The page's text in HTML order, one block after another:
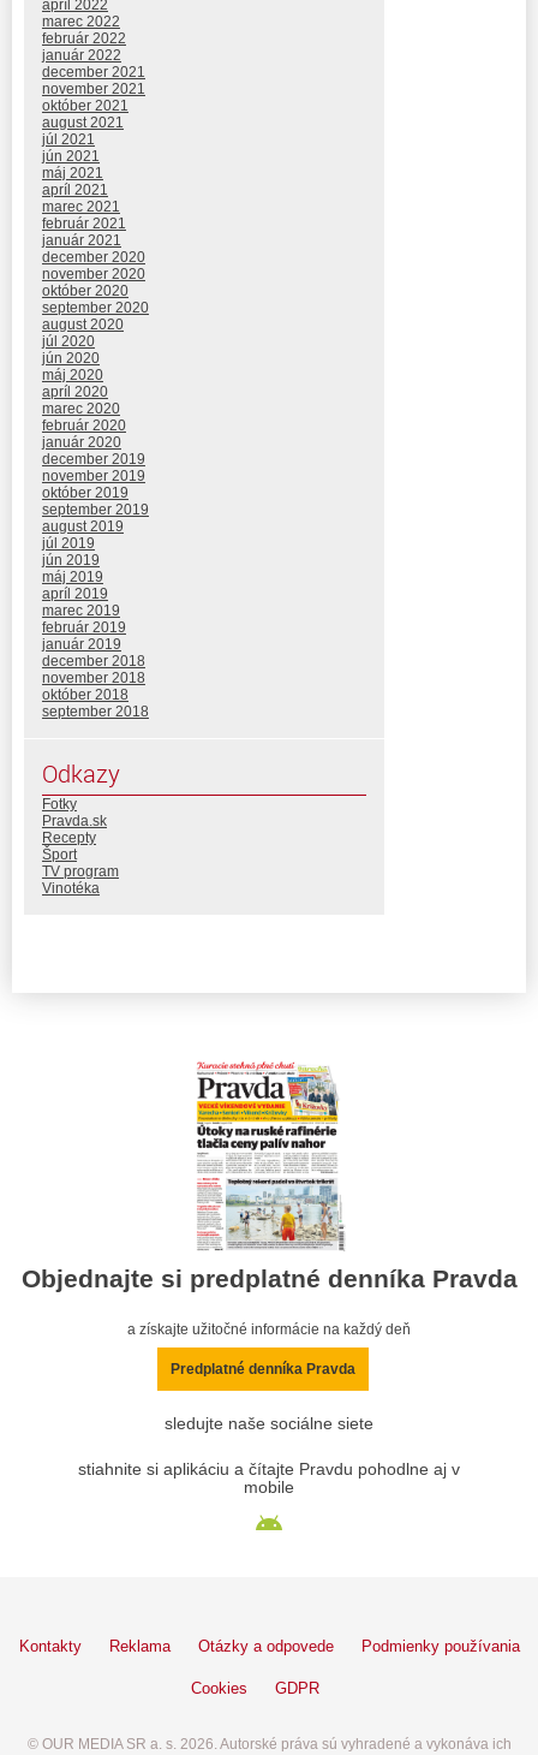
apríl 2022
marec 2022
február 2022
január 2022
december 2021
november 2021
október 2021
august 2021
júl 2021
jún 2021
máj 2021
apríl 2021
marec 2021
február 2021
január 2021
december 2020
november 2020
október 2020
september 2020
august 2020
júl 2020
jún 2020
máj 2020
apríl 2020
marec 2020
február 2020
január 2020
december 2019
november 2019
október 2019
september 2019
august 2019
júl 2019
jún 2019
máj 2019
apríl 2019
marec 2019
február 2019
január 2019
december 2018
november 2018
október 2018
september 2018
Odkazy
Fotky
Pravda.sk
Recepty
Šport
TV program
Vinotéka
Objednajte si predplatné denníka Pravda
a získajte užitočné informácie na každý deň
Predplatné denníka Pravda
sledujte naše sociálne siete
stiahnite si aplikáciu a čítajte Pravdu pohodlne aj v
mobile
Kontakty Reklama Otázky a odpovede Podmienky používania
Cookies GDPR
© OUR MEDIA SR a. s. 2026. Autorské práva sú vyhradené a vykonáva ich